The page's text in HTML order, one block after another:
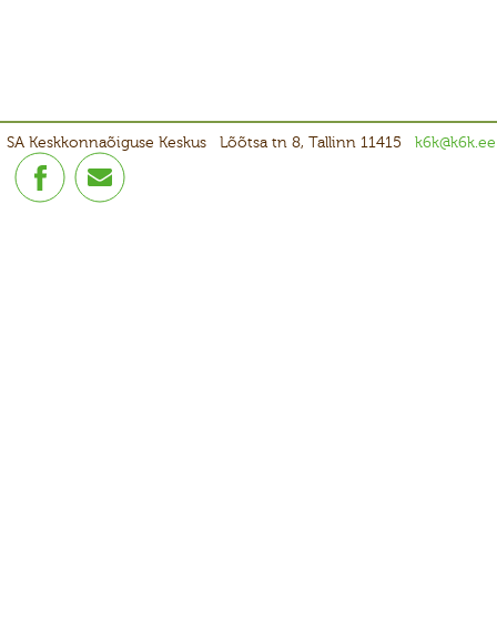
SA Keskkonnaõiguse Keskus Lõõtsa tn 8, Tallinn 11415 k6k@k6k.ee